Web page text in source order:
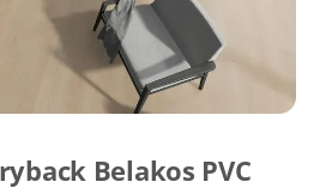
Belakos PVC